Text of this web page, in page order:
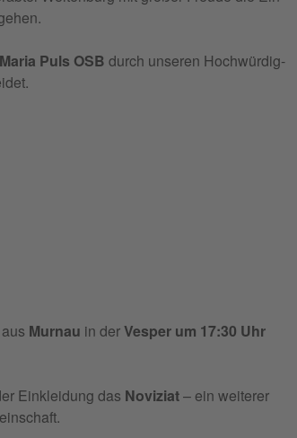
Puls OSB durch unse­ren Hoch­wür­dig­
aus Mur­nau in derVesper um 17:30 Uhr
Ein­klei­dung das Novi­ziat– ein wei­te­rer